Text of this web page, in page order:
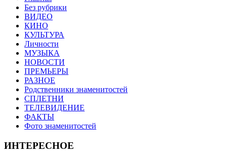
Без рубрики
ВИДЕО
КИНО
КУЛЬТУРА
Личности
МУЗЫКА
НОВОСТИ
ПРЕМЬЕРЫ
РАЗНОЕ
Родственники знаменитостей
СПЛЕТНИ
ТЕЛЕВИДЕНИЕ
ФАКТЫ
Фото знаменитостей
ИНТЕРЕСНОЕ